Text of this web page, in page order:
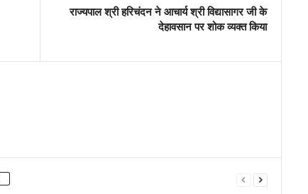
राज्यपाल श्री हरिचंदन ने आचार्य श्री विद्यासागर जी के
देहावसान पर शोक व्यक्त किया